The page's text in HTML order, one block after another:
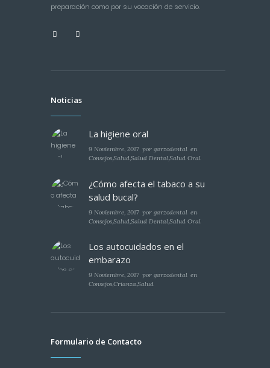
preparación como por su vocación de servicio.
Noticias
La higiene oral
9 Noviembre, 2017 porgarzodental en
Consejos,Salud,Salud Dental,Salud Oral
¿Cómo afecta el tabaco a su
salud bucal?
9 Noviembre, 2017 porgarzodental en
Consejos,Salud ,Salud Dental ,Salud Oral
Los autocuidados en el
embarazo
9 Noviembre, 2017 porgarzodental en
Consejos,Crianza,Salud
Formulario de Contacto